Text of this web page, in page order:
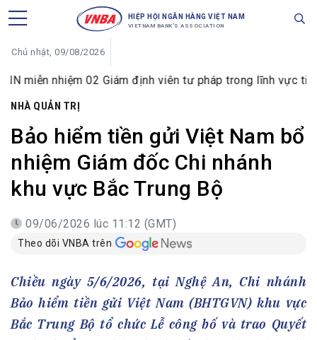
HIỆP HỘI NGÂN HÀNG VIỆT NAM
VIETNAM BANK'S ASSOCIATION
Chủ nhật, 09/08/2026
02 Giám định viên tư pháp trong lĩnh vực tiền tệ và
NHÀ QUẢN TRỊ
Bảo hiểm tiền gửi Việt Nam bổ
nhiệm Giám đốc Chi nhánh
khu vực Bắc Trung Bộ
09/06/2026 lúc 11:12 (GMT)
Theo dõi VNBA trên
Chiều ngày 5/6/2026, tại Nghệ An, Chi nhánh
Bảo hiểm tiền gửi Việt Nam (BHTGVN) khu vực
Bắc Trung Bộ tổ chức Lễ công bố và trao Quyết